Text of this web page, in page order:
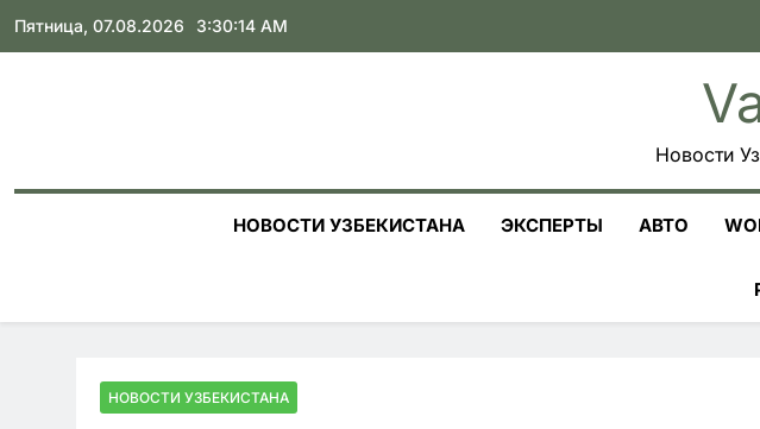
Skip
Пятница, 07.08.2026 3:30:15 AM
Новости
НОВОСТИ УЗБЕКИСТАНА ЭКСПЕРТЫ АВТО
НОВОСТИ УЗБЕКИСТАНА